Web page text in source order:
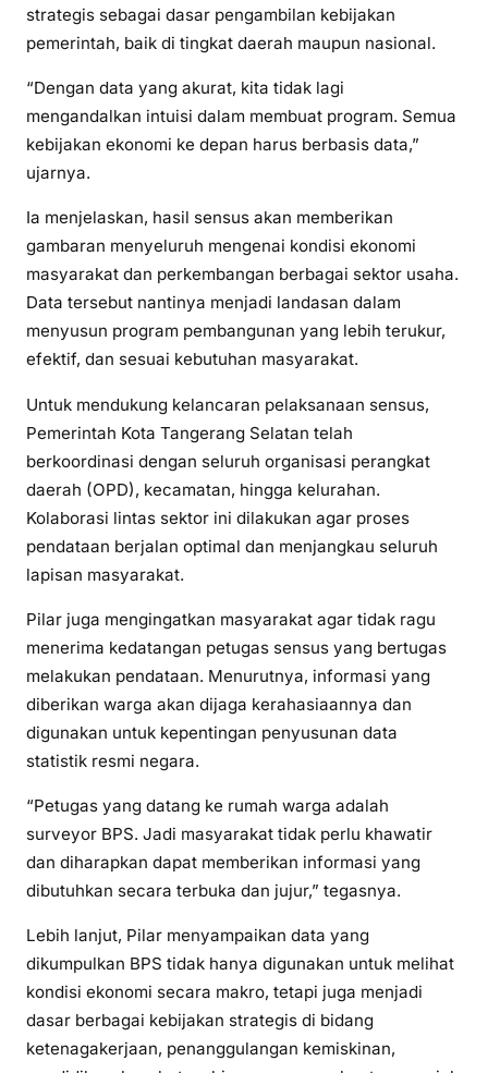
strategis sebagai dasar pengambilan kebijakan
pemerintah, baik di tingkat daerah maupun nasional.
“Dengan data yang akurat, kita tidak lagi
mengandalkan intuisi dalam membuat program. Semua
kebijakan ekonomi ke depan harus berbasis data,”
ujarnya.
Ia menjelaskan, hasil sensus akan memberikan
gambaran menyeluruh mengenai kondisi ekonomi
masyarakat dan perkembangan berbagai sektor usaha.
Data tersebut nantinya menjadi landasan dalam
menyusun program pembangunan yang lebih terukur,
efektif, dan sesuai kebutuhan masyarakat.
Untuk mendukung kelancaran pelaksanaan sensus,
Pemerintah Kota Tangerang Selatan telah
berkoordinasi dengan seluruh organisasi perangkat
daerah (OPD), kecamatan, hingga kelurahan.
Kolaborasi lintas sektor ini dilakukan agar proses
pendataan berjalan optimal dan menjangkau seluruh
lapisan masyarakat.
Pilar juga mengingatkan masyarakat agar tidak ragu
menerima kedatangan petugas sensus yang bertugas
melakukan pendataan. Menurutnya, informasi yang
diberikan warga akan dijaga kerahasiaannya dan
digunakan untuk kepentingan penyusunan data
statistik resmi negara.
“Petugas yang datang ke rumah warga adalah
surveyor BPS. Jadi masyarakat tidak perlu khawatir
dan diharapkan dapat memberikan informasi yang
dibutuhkan secara terbuka dan jujur,” tegasnya.
Lebih lanjut, Pilar menyampaikan data yang
dikumpulkan BPS tidak hanya digunakan untuk melihat
kondisi ekonomi secara makro, tetapi juga menjadi
dasar berbagai kebijakan strategis di bidang
ketenagakerjaan, penanggulangan kemiskinan,